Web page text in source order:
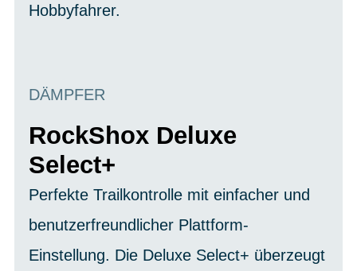
Hobbyfahrer.
DÄMPFER
RockShox Deluxe
Select+
Perfekte Trailkontrolle mit einfacher und
benutzerfreundlicher Plattform-
Einstellung. Die Deluxe Select+ überzeugt